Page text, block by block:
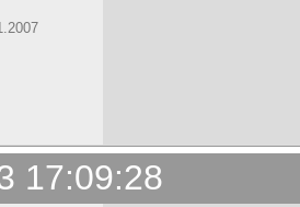
17:09:28